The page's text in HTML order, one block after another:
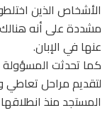
الأشخاص الذين
مشددة على أنه هنالك
عنها في الإبان.
كما تحدثت
لتقديم مراحل تعاطي